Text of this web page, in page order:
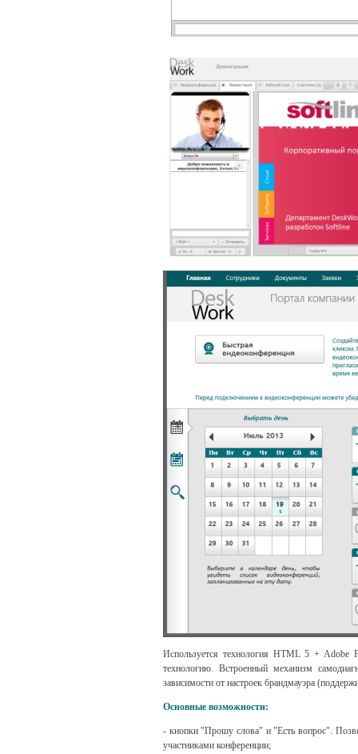
Используется технология HTML 5 + Adobe
технологию. Встроенный механизм
зависимости от настроек брандмауэра
Основные возможности:
- кнопки "Прошу слова" и "Есть вопрос".
участниками конференции;